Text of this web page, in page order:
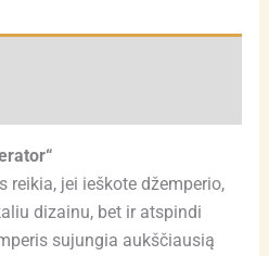
reikia, jei ieškote džemperio,
dizainu, bet ir atspindi
sujungia aukščiausią